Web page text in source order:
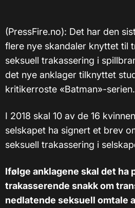
(PressFire.no): Det har den
flere nye skandaler knyttet til
seksuell trakassering i
det nye anklager tilknyttet
kritikerroste «Batman»-serien.
I 2018 skal 10 av de 16
selskapet ha signert et brev
seksuell trakassering i
Ifølge anklagene skal det ha
trakasserende snakk om
nedlatende seksuell omtale